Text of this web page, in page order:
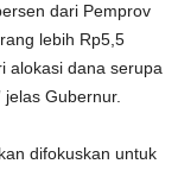
dari Pemprov
lebih Rp5,5
alokasi dana serupa
Gubernur.
difokuskan untuk